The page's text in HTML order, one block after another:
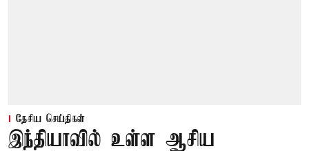
தேசிய செய்திகள்
இந்தியாவில் உள்ள ஆசிய